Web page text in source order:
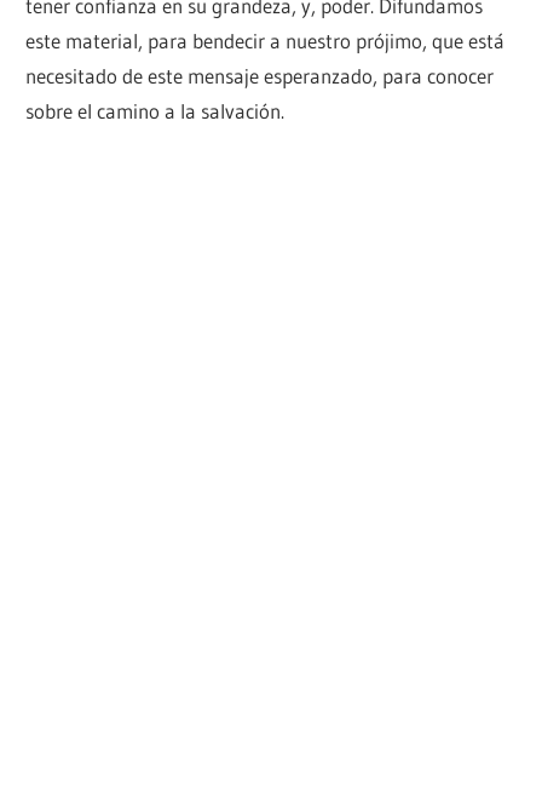
este material, para bendecir a nuestro prójimo, que está
necesitado de este mensaje esperanzado, para conocer
sobre el camino a la salvación.